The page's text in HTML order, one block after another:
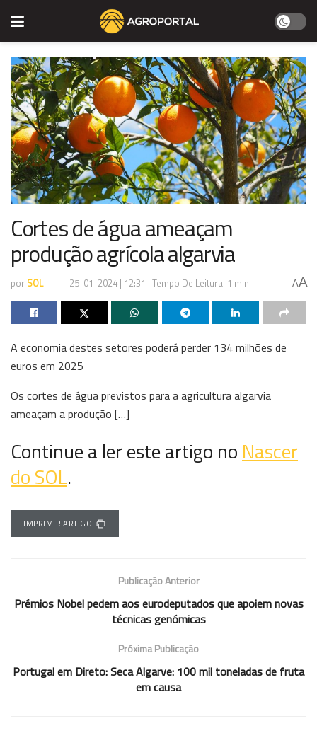
Cortes de água ameaçam
produção agrícola algarvia
por SOL 25-01-2024 | 12:31 Tempo De Leitura: 1 min AA
A economia destes setores poderá perder 134 milhões de
euros em 2025
Os cortes de água previstos para a agricultura algarvia
ameaçam a produção […]
Continue a ler este artigo noNascer
do SOL.
IMPRIMIR ARTIGO
Publicação Anterior
Prémios Nobel pedem aos eurodeputados que apoiem novas
técnicas genómicas
Próxima Publicação
Portugal em Direto: Seca Algarve: 100 mil toneladas de fruta
em causa